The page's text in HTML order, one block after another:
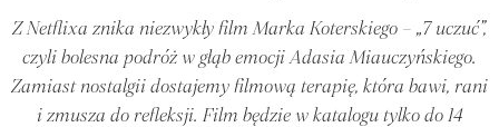
Z Netflixa znika niezwykły film Marka Koterskiego – „7 uczuć”,
czyli bolesna podróż w głąb emocji Adasia Miauczyńskiego.
Zamiast nostalgii dostajemy filmową terapię, która bawi, rani
i zmusza do refleksji. Film będzie w katalogu tylko do 14